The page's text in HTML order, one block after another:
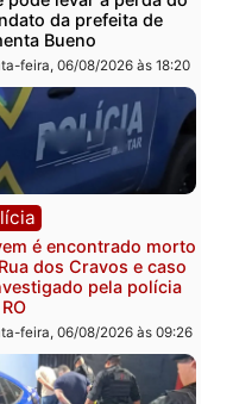
sexta-feira, 07/08/2026 às
Polícia
Polícia Militar apreende
explosivos e
durante patrulhamento
fluvial no Rio Madeira em
Porto Velho
sexta-feira, 07/08/2026 às